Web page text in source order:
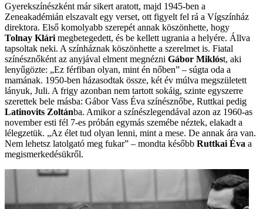
Gyerekszínészként már sikert aratott, majd 1945-ben a
Zeneakadémián elszavalt egy verset, ott figyelt fel rá a Vígszínház
direktora. Első komolyabb szerepét annak köszönhette, hogy
Tolnay Klári megbetegedett, és be kellett ugrania a helyére. Állva
tapsoltak neki. A színháznak köszönhette a szerelmet is. Fiatal
színésznőként az anyjával elment megnézni Gábor Miklóst, aki
lenyűgözte: „Ez férfiban olyan, mint én nőben” – súgta oda a
mamának. 1950-ben házasodtak össze, két év múlva megszületett
lányuk, Juli. A frigy azonban nem tartott sokáig, szinte egyszerre
szerettek bele másba: Gábor Vass Éva színésznőbe, Ruttkai pedig
Latinovits Zoltánba. Amikor a színészlegendával azon az 1960-as
november esti fél 7-es próbán egymás szemébe néztek, elakadt a
lélegzetük. „Az élet tud olyan lenni, mint a mese. De annak ára van.
Nem lehetsz latolgató meg fukar” – mondta később Ruttkai Éva a
megismerkedésükről.